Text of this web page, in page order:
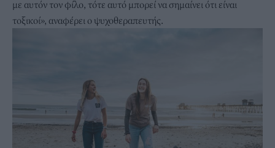
με αυτόν τον φίλο, τότε αυτό μπορεί να σημαίνει ότι είναι
τοξικοί», αναφέρει ο ψυχοθεραπευτής.